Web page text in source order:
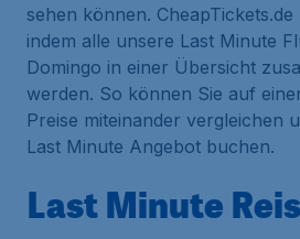
sehen können. CheapTickets.de
indem alle unsere Last Minute
Domingo in einer Übersicht
werden. So können Sie auf
Preise miteinander vergleichen
Last Minute Angebot buchen.
Last Minute